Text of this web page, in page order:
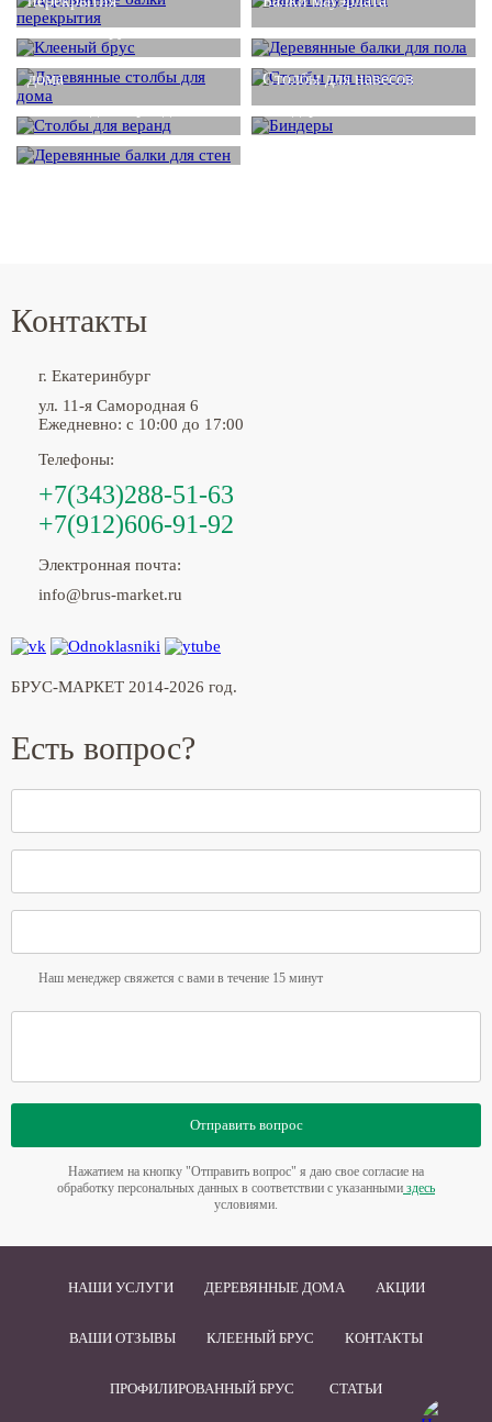
Клееный брус
Деревянные балки для
пола
Деревянные столбы для
дома
Столбы для навесов
Столбы для веранд
Биндеры
Деревянные балки для
стен
Контакты
г. Екатеринбург
ул. 11-я Самородная 6
Ежедневно: с 10:00 до 17:00
Телефоны:
+7(343)288-51-63
+7(912)606-91-92
Электронная почта:
info@brus-market.ru
БРУС-МАРКЕТ 2014-2026 год.
Есть вопрос?
Наш менеджер свяжется с вами в течение 15 минут
Отправить вопрос
Нажатием на кнопку "Отправить вопрос" я даю свое согласие на
обработку персональных данных в соответствии с указанными здесь
условиями.
НАШИ УСЛУГИ ДЕРЕВЯННЫЕ ДОМА АКЦИИ
ВАШИ ОТЗЫВЫ КЛЕЕНЫЙ БРУС КОНТАКТЫ
ПРОФИЛИРОВАННЫЙ БРУС СТАТЬИ